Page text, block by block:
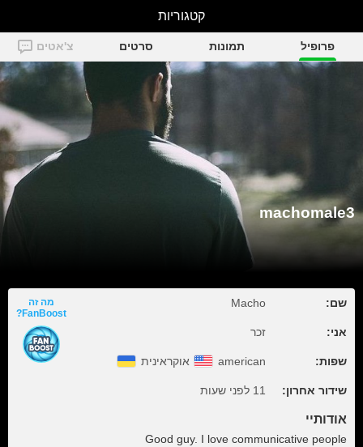
machomale3
פרופיל תמונות סרטים צ'אטים
machomale3
שם: Macho
אני: זכר
שפות: american אוקראינית
שידור אחרון: 11 לפני שעות
מה זה
FanBoost?
אודותיי
Good guy. I love communicative people
קטגוריות